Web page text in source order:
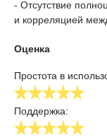
- Отсутствие
и корреляцией
Оценка
Простота в
Поддержка: